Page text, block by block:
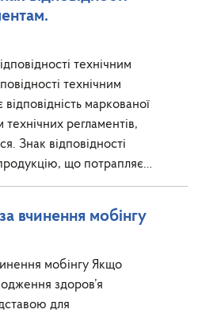
технічним
технічним
маркованої
регламентів,
Знак відповідності
що потрапляє…
вчинення мобінгу
мобінгу Якщо
здоров’я
для